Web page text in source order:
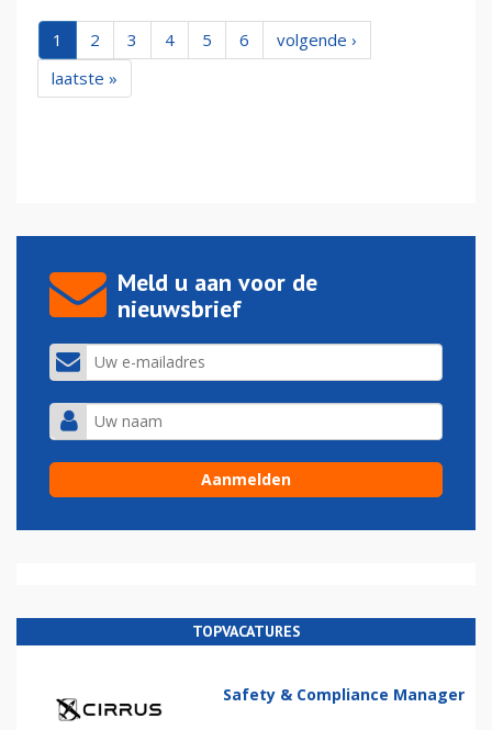
1 2 3 4 5 6
volgende ›
laatste »
Meld u aan voor de
nieuwsbrief
TOPVACATURES
Safety & Compliance Manager